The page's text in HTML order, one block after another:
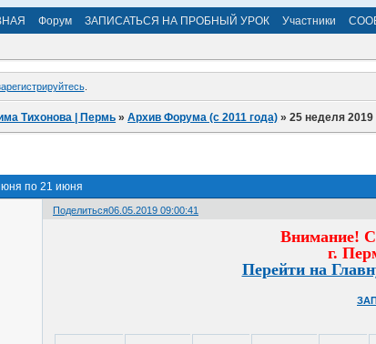
Форум ЗАПИСАТЬСЯ НА ПРОБНЫЙ УРОК Участники
.
Тихонова | Пермь »Архив Форума (с 2011 года) »25 неделя
по 21 июня
Поделиться06.05.2019 09:00:41
Внимание! С
г.
Перейти на